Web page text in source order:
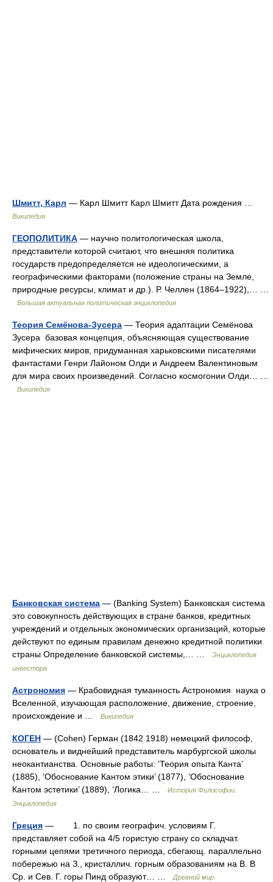
Шмитт, Карл — Карл Шмитт Карл Шмитт Дата рождения …
Википедия
ГЕОПОЛИТИКА — научно политологическая школа,
представители которой считают, что внешняя политика
государств предопределяется не идеологическими, а
географическими факторами (положение страны на Земле,
природные ресурсы, климат и др.). Р. Челлен (1864–1922),… …
Большая актуальная политическая энциклопедия
Теория Семёнова-Зусера — Теория адаптации Семёнова
Зусера базовая концепция, объясняющая существование
мифических миров, придуманная харьковскими писателями
фантастами Генри Лайоном Олди и Андреем Валентиновым
для мира своих произведений. Согласно космогонии Олди… …
Википедия
Банковская система — (Banking System) Банковская система
это совокупность действующих в стране банков, кредитных
учреждений и отдельных экономических организаций, которые
действуют по единым правилам денежно кредитной политики
страны Определение банковской системы,… …
Энциклопедия
инвестора
Астрономия — Крабовидная туманность Астрономия наука о
Вселенной, изучающая расположение, движение, строение,
происхождение и …
Википедия
КОГЕН — (Cohen) Герман (1842 1918) немецкий философ,
основатель и виднейший представитель марбургской школы
неокантианства. Основные работы: ‘Теория опыта Канта’
(1885), ‘Обоснование Кантом этики’ (1877), ‘Обоснование
Кантом эстетики’ (1889), ‘Логика… …
История Философии:
Энциклопедия
Греция — 1. по своим географич. условиям Г.
представляет собой на 4/5 гористую страну со складчат.
горными цепями третичного периода, сбегающ. параллельно
побережью на З., кристаллич. горным образованиям на В. В
Ср. и Сев. Г. горы Пинд образуют… …
Древний мир.